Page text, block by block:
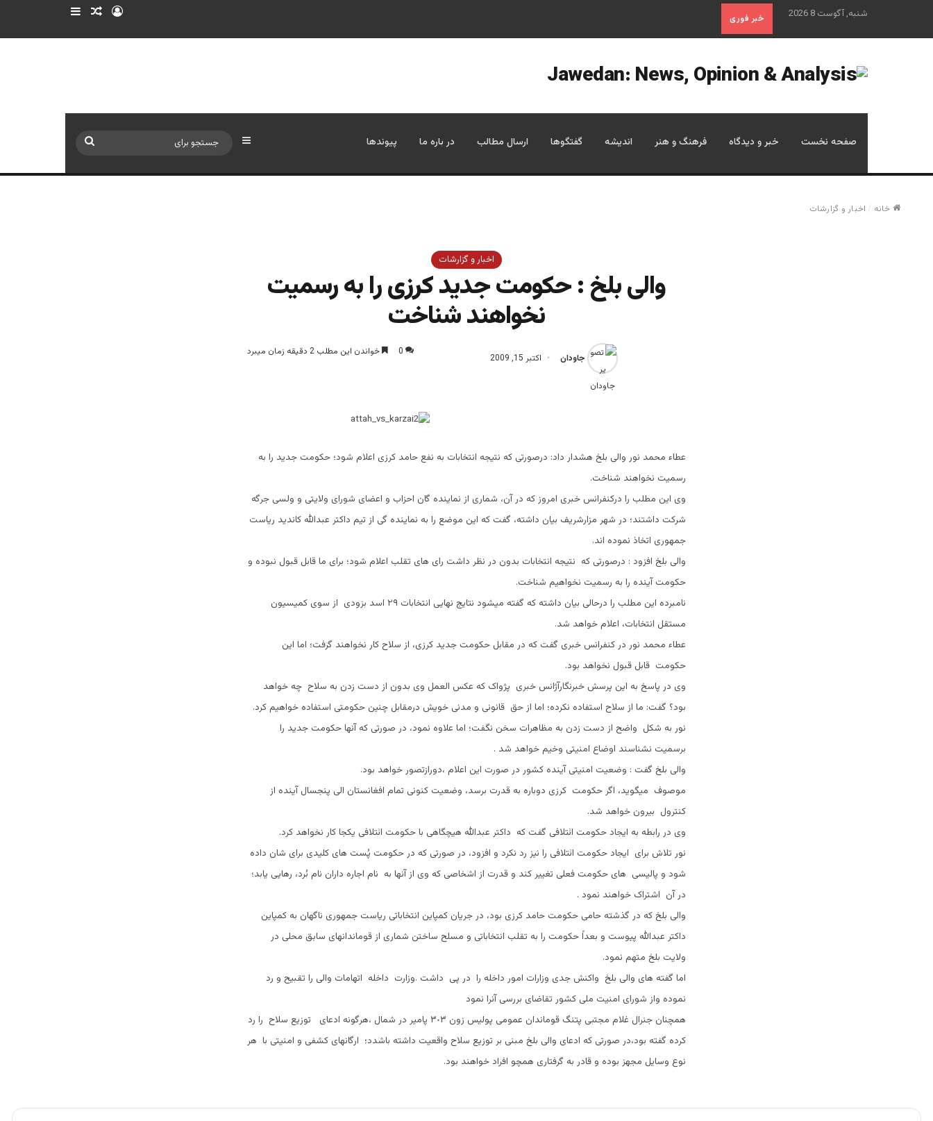
شنبه, آگوست 8 2026 خبر فوری ورود نوشته تصادفی
صفحه نخست خبر و دیدگاه فرهنگ و هنر اندیشه گفتگوها ارسال مطالب در باره ما پیوندها سایدبار
خانه / اخبار و گزارشات
اخبار و گزارشات
والی بلخ : حکومت جديد کرزى را به رسمیت
نخواهند شناخت
جاودان اکتبر 15, 2009
0 خواندن این مطلب 2 دقیقه زمان میبرد
عطاء محمد نور والی بلخ هشدار داد: درصورتى که نتیجه انتخابات به نفع حامد کرزی اعلام شود؛ حکومت جديد را به
رسمیت نخواهند شناخت.
وى اين مطلب را درکنفرانس خبرى امروز که در آن، شمارى از نماینده گان احزاب و اعضاى شوراى ولايتى و ولسى جرگه
شرکت داشتند؛ در شهر مزارشريف بيان داشته، گفت که اين موضع را به نماينده گى از تيم داکتر عبدالله کانديد رياست
جمهورى اتخاذ نموده اند.
والى بلخ افزود : درصورتى که نتیجه انتخابات بدون در نظر داشت رای های تقلب اعلام شود؛ برای ما قابل قبول نبوده و
حکومت آينده را به رسمیت نخواهيم شناخت.
نامبرده این مطلب را درحالی بیان داشته که گفته میشود نتایج نهايى انتخابات ٢٩ اسد بزودى از سوى کميسيون
مستقل انتخابات، اعلام خواهد شد.
عطاء محمد نور در کنفرانس خبرى گفت که در مقابل حکومت جديد کرزى، از سلاح کار نخواهند گرفت؛ اما اين
حکومت قابل قبول نخواهد بود.
وى در پاسخ به اين پرسش خبرنگارآژانس خبرى پژواک که عکس العمل وى بدون از دست زدن به سلاح چه خواهد
بود؟ گفت: ما از سلاح استفاده نکرده؛ اما از حق قانونی و مدنی خویش درمقابل چنين حکومتى استفاده خواهيم کرد.
نور به شکل واضح از دست زدن به مظاهرات سخن نگفت؛ اما علاوه نمود، در صورتى که آنها حکومت جديد را
برسمیت نشناسند اوضاع امنیتی وخیم خواهد شد .
والى بلخ گفت : وضعیت امنیتی آینده کشور در صورت این اعلام ،دورازتصور خواهد بود.
موصوف ميگويد، اگر حکومت کرزى دوباره به قدرت برسد، وضعيت کنونی تمام افغانستان الی پنجسال آینده از
کنترول بيرون خواهد شد.
وی در رابطه به ایجاد حکومت ائتلافی گفت که داکتر عبدالله هیچگاهی با حکومت ائتلافى یکجا کار نخواهد کرد.
نور تلاش برای ايجاد حکومت ائتلافی را نيز رد نکرد و افزود، در صورتى که در حکومت پُست های کلیدی براى شان داده
شود و پالیسی های حکومت فعلى تغيير کند و قدرت از اشخاصى که وی از آنها به نام اجاره داران نام بُرد، رهايی یابد؛
در آن اشتراک خواهند نمود .
والى بلخ که در گذشته حامى حکومت حامد کرزى بود، در جريان کمپاين انتخاباتى رياست جمهورى ناگهان به کمپاين
داکتر عبدالله پيوست و بعداً حکومت را به تقلب انتخاباتى و مسلح ساختن شمارى از قوماندانهاى سابق محلى در
ولايت بلخ متهم نمود.
اما گفته هاى والى بلخ واکنش جدی وزارات امور داخله را در پی داشت .وزارت داخله اتهامات والى را تقبيح و رد
نموده واز شوراى امنيت ملى کشور تقاضاى بررسى آنرا نمود
همچنان جنرال غلام مجتبى پتنگ قوماندان عمومی پوليس زون ٣٠٣ پامیر در شمال ،هرگونه ادعاى توزيع سلاح را رد
کرده گفته بود،در صورتى که ادعاى والى بلخ مبنى بر توزيع سلاح واقعيت داشته باشدد؛ ارگانهای کشفی و امنیتی با هر
نوع وسایل مجهز بوده و قادر به گرفتاری همچو افراد خواهند بود.